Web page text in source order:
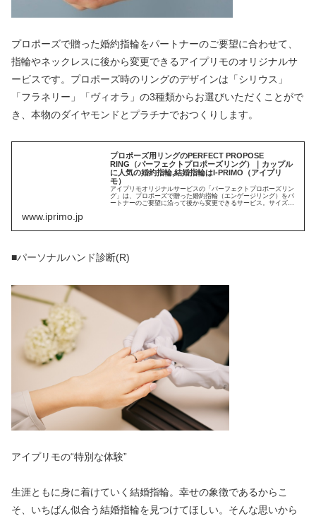
プロポーズで贈った婚約指輪をパートナーのご要望に合わせて、
指輪やネックレスに後から変更できるアイプリモのオリジナルサ
ービスです。プロポーズ時のリングのデザインは「シリウス」
「フラネリー」「ヴィオラ」の3種類からお選びいただくことがで
き、本物のダイヤモンドとプラチナでおつくりします。
プロポーズ用リングのPERFECT PROPOSE
RING（パーフェクトプロポーズリング）｜カップル
に人気の婚約指輪,結婚指輪はI-PRIMO（アイプリ
モ）
アイプリモオリジナルサービスの「パーフェクトプロポーズリン
グ」は、プロポーズで贈った婚約指輪（エンゲージリング）をパ
ートナーのご要望に沿って後から変更できるサービス。サイズ調
www.iprimo.jp
■パーソナルハンド診断(R)
アイプリモの“特別な体験”
生涯ともに身に着けていく結婚指輪。幸せの象徴であるからこ
そ、いちばん似合う結婚指輪を見つけてほしい。そんな思いから